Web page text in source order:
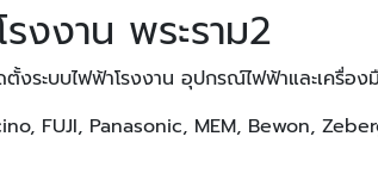
งงาน พระราม2
ะบบไฟฟ้าโรงงาน อุปกรณ์ไฟฟ้าและเครื่อง
FUJI, Panasonic, MEM, Bewon,